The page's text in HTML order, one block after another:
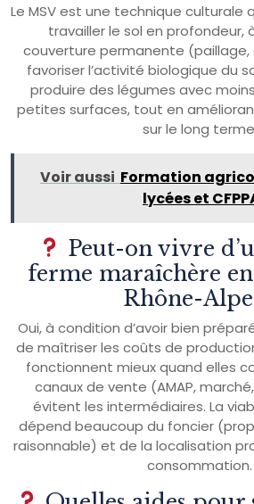
Le MSV est une technique culturale
travailler le sol en profondeur,
couverture permanente
favoriser l’activité biologique du
produire des légumes avec
petites surfaces, tout en
sur le long
Voir aussi Formation
lycées et
Peut-on vivre
ferme maraîchère
Rhône-
Oui, à condition d’avoir bien
de maîtriser les coûts de
fonctionnent mieux quand elles
canaux de vente (AMAP,
évitent les intermédiaires. La
dépend beaucoup du foncier
raisonnable) et de la localisation
consommation.